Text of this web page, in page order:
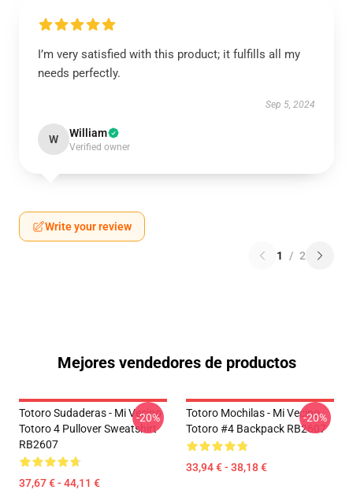
I’m very satisfied with this product; it fulfills all my
needs perfectly.
Sep 5, 2024
W William
Verified owner
Write your review
1 / 2
Mejores vendedores de productos
Totoro Sudaderas - Mi Vecino
Totoro 4 Pullover Sweatshirt
RB2607
37,67 € - 44,11 €
-20%
Totoro Mochilas - Mi Vecino
Totoro #4 Backpack RB2607
33,94 € - 38,18 €
-20%